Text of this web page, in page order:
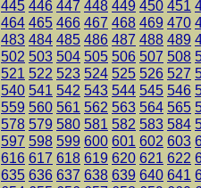
445 446 447 448 449 450 451
464 465 466 467 468 469 470
483 484 485 486 487 488 489
502 503 504 505 506 507 508
521 522 523 524 525 526 527
540 541 542 543 544 545 546
559 560 561 562 563 564 565
578 579 580 581 582 583 584
597 598 599 600 601 602 603
616 617 618 619 620 621 622
635 636 637 638 639 640 641